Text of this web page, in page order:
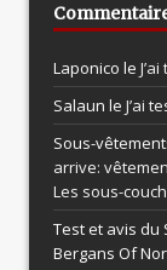
Laponico le
Salaun le J’ai
Sous-
arrive:
Les sous-
Test et avis du
Bergans Of